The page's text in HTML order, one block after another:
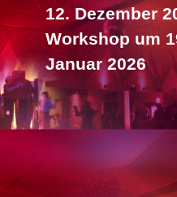
12. Dezember
Workshop um
Januar 2026